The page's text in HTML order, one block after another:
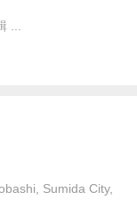
...
Sumida City,